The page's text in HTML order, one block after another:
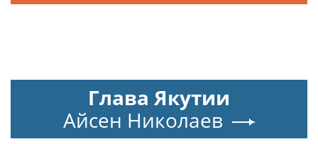
Глава Якутии
Айсен Николаев